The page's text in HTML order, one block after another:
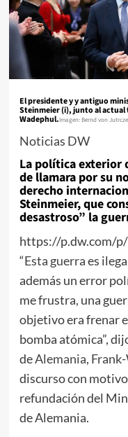
El presidente y y antiguo
Steinmeier (i), junto al
Wadephul.Imagen: Bernd von
Noticias DW
La política exterior
de llamara por su
derecho
Steinmeier, que
desastroso” la
https://p.dw.com/
“Esta guerraes
además un error
me frustra, una
objetivo era frenar
bomba atómica”,
deAlemania,
discurso con
refundación del
de Alemania.